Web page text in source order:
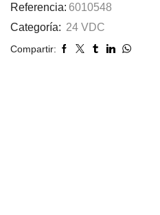
Referencia: 6010548
Categoría: 24 VDC
Compartir: